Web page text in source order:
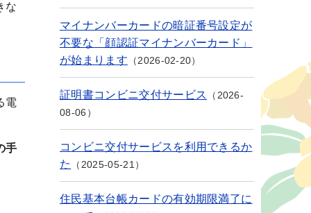
な
電
手
マイナンバーカードの暗証番号設定が
不要な「顔認証マイナンバーカード」
が始まります
2026-02-20
証明書コンビニ交付サービス
2026-
08-06
コンビニ交付サービスを利用できるか
た
2025-05-21
住民基本台帳カードの有効期限満了に